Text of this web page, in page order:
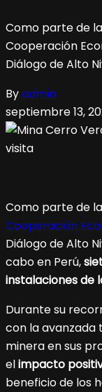
Como parte de
Cooperación
Diálogo de Alto
Byadmin
septiembre 13,
Como parte de
Cooperación
Diálogo de Alto
cabo en Perú,
instalaciones de
Durante su
con la avanzada
minera en sus
elimpacto
beneficio de los